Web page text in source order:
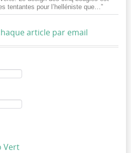
tentantes pour l’helléniste que…”
article par email
Vert